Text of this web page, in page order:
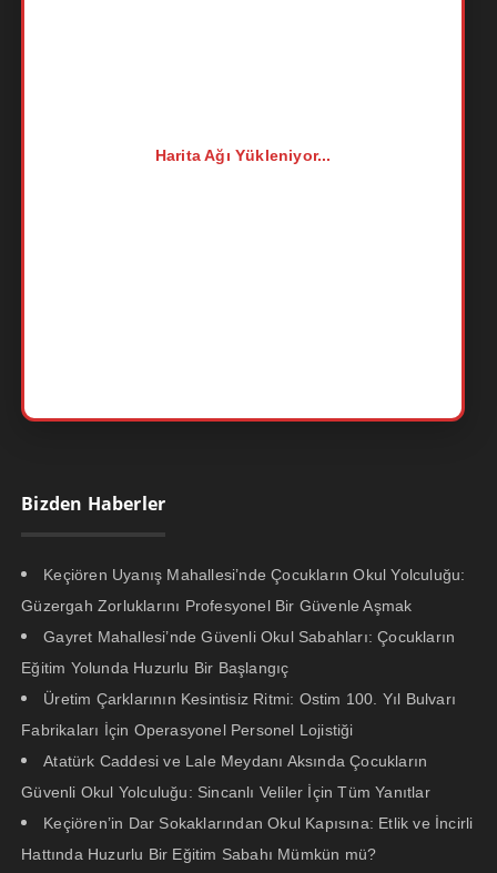
Harita Ağı Yükleniyor...
Bizden Haberler
Keçiören Uyanış Mahallesi’nde Çocukların Okul Yolculuğu:
Güzergah Zorluklarını Profesyonel Bir Güvenle Aşmak
Gayret Mahallesi’nde Güvenli Okul Sabahları: Çocukların
Eğitim Yolunda Huzurlu Bir Başlangıç
Üretim Çarklarının Kesintisiz Ritmi: Ostim 100. Yıl Bulvarı
Fabrikaları İçin Operasyonel Personel Lojistiği
Atatürk Caddesi ve Lale Meydanı Aksında Çocukların
Güvenli Okul Yolculuğu: Sincanlı Veliler İçin Tüm Yanıtlar
Keçiören’in Dar Sokaklarından Okul Kapısına: Etlik ve İncirli
Hattında Huzurlu Bir Eğitim Sabahı Mümkün mü?